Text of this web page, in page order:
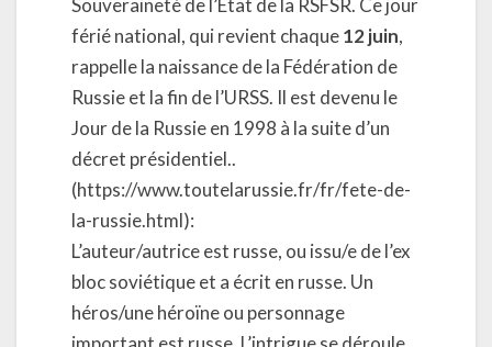
férié national, qui revient chaque12 juin,
rappelle la naissance de la Fédération de
Russie et la fin de l’URSS. Il est devenu le
Jour de la Russie en 1998 à la suite d’un
décret présidentiel..
(https://www.toutelarussie.fr/fr/fete-de-
la-russie.html):
L’auteur/autrice est russe, ou issu/e de l’ex
bloc soviétique et a écrit en russe. Un
héros/une héroïne ou personnage